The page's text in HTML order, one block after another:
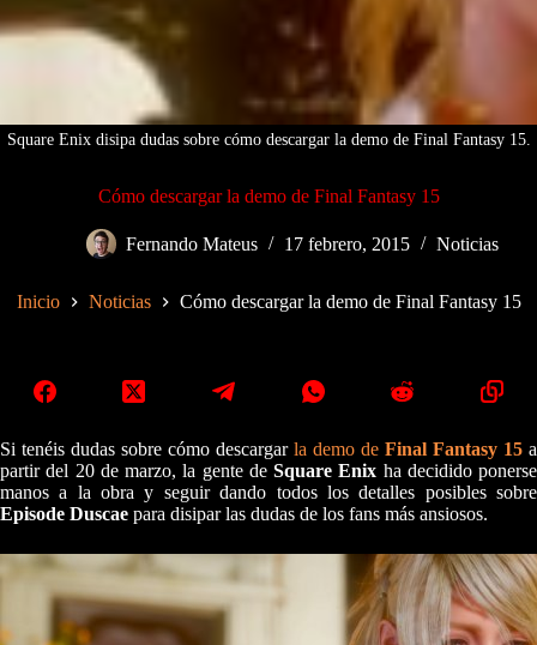
Square Enix disipa dudas sobre cómo descargar la demo de Final Fantasy 15.
Cómo descargar la demo de Final Fantasy 15
Fernando Mateus 17 febrero, 2015 Noticias
Inicio Noticias Cómo descargar la demo de Final Fantasy 15
Si tenéis dudas sobre cómo descargar la demo de Final Fantasy 15 a
partir del 20 de marzo, la gente de Square Enix ha decidido ponerse
manos a la obra y seguir dando todos los detalles posibles sobre
Episode Duscae para disipar las dudas de los fans más ansiosos.